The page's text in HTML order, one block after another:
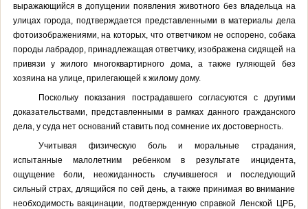
выражающийся в допущении появления животного без владельца на
улицах города, подтверждается представленными в материалы дела
фотоизображениями, на которых, что ответчиком не оспорено, собака
породы лабрадор, принадлежащая ответчику, изображена сидящей на
привязи у жилого многоквартирного дома, а также гуляющей без
хозяина на улице, прилегающей к жилому дому.
Поскольку показания пострадавшего согласуются с другими
доказательствами, представленными в рамках данного гражданского
дела, у суда нет оснований ставить под сомнение их достоверность.
Учитывая физическую боль и моральные страдания,
испытанные малолетним ребенком в результате инцидента,
ощущение боли, неожиданность случившегося и последующий
сильный страх, длящийся по сей день, а также принимая во внимание
необходимость вакцинации, подтвержденную справкой Ленской ЦРБ,